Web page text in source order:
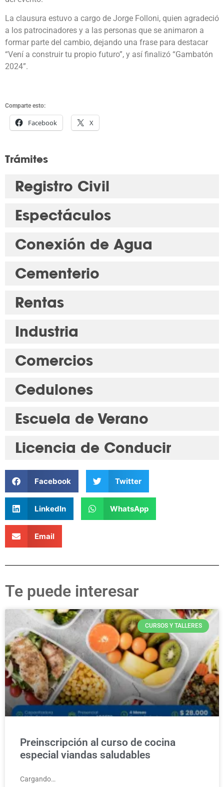
La clausura estuvo a cargo de Jorge Folloni, quien agradeció
a los patrocinadores y a las personas que se animaron a
formar parte del cambio, dejando una frase para destacar
“Vení a construir tu propio futuro”, y así finalizó “Gambatón
2024”.
Comparte esto:
Facebook X
Trámites
Registro Civil
Espectáculos
Conexión de Agua
Cementerio
Rentas
Industria
Comercios
Cedulones
Escuela de Verano
Licencia de Conducir
Facebook Twitter
LinkedIn WhatsApp
Email
Te puede interesar
CURSOS Y TALLERES
Preinscripción al curso de cocina
especial viandas saludables
Cargando…